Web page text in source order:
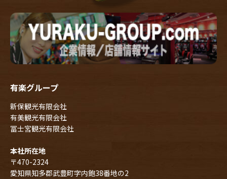
有楽グループ
新保観光有限会社
有美観光有限会社
冨士宮観光有限会社
本社所在地
〒470-2324
愛知県知多郡武豊町字内鉋38番地の2